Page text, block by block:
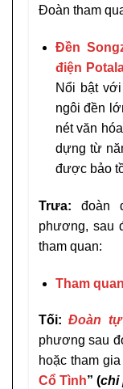
Đoàn tham
Đền
điện
Nổi bật
ngôi đền
nét văn
dựng từ
được bảo
Trưa: đoàn
phương, sau
tham quan:
Tham
Tối: Đoàn
phương sau
hoặc tham
Cổ Tình” (chi